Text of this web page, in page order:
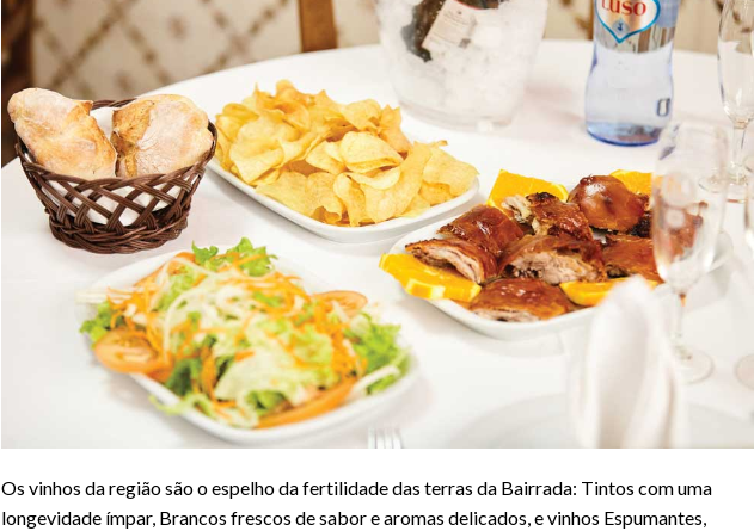
Os vinhos da região são o espelho da fertilidade das terras da Bairrada: Tintos com uma
longevidade ímpar, Brancos frescos de sabor e aromas delicados, e vinhos Espumantes,